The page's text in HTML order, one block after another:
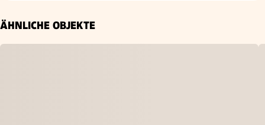
ÄHNLICHE OBJEKTE